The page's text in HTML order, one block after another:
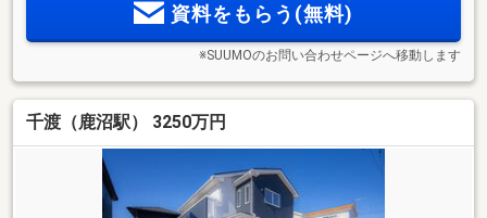
資料をもらう(無料)
※SUUMOのお問い合わせページへ移動します
千渡（鹿沼駅） 3250万円